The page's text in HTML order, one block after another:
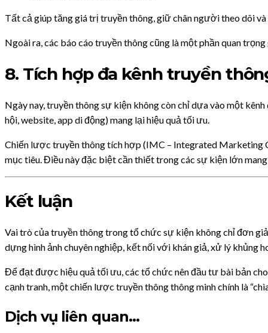
Tất cả giúp tăng giá trị truyền thông, giữ chân người theo dõi
Ngoài ra, các báo cáo truyền thông cũng là một phần quan
8. Tích hợp đa kênh truyền
Ngày nay, truyền thông sự kiện không còn chỉ dựa vào một
hội, website, app di động) mang lại hiệu quả tối ưu.
Chiến lược truyền thông tích hợp (IMC – Integrated Marketing
mục tiêu. Điều này đặc biệt cần thiết trong các sự kiện lớn
Kết luận
Vai trò của truyền thông trong tổ chức sự kiện không chỉ đơn
dựng hình ảnh chuyên nghiệp, kết nối với khán giả, xử lý khủng
Để đạt được hiệu quả tối ưu, các tổ chức nên đầu tư bài bản
cạnh tranh, một chiến lược truyền thông thông minh chính là
Dịch vụ liên quan...